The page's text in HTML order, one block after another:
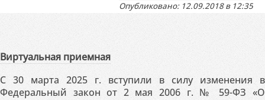
Опубликовано: 12.09.2018 в 12:35
Виртуальная приемная
С 30 марта 2025 г. вступили в силу изменения в
Федеральный закон от 2 мая 2006 г. № 59-ФЗ «О